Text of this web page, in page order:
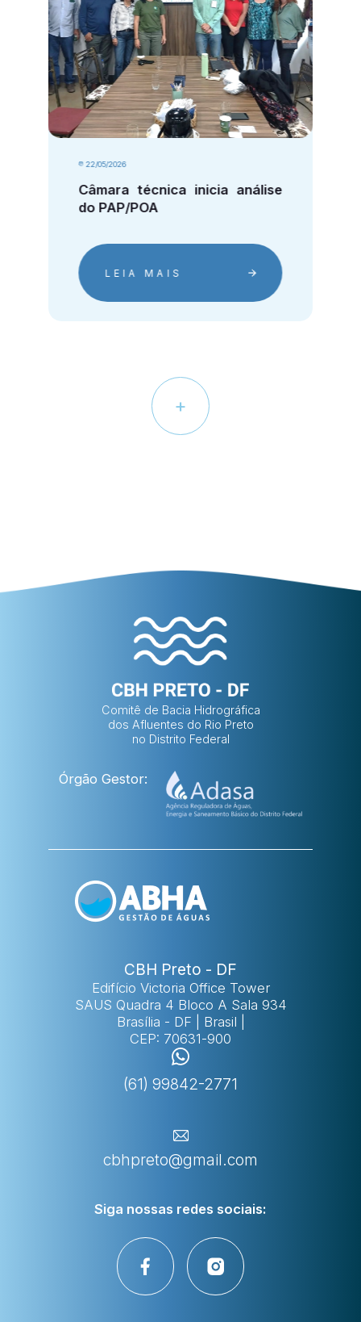
22/05/2026
Câmara técnica inicia análise
do PAP/POA
LEIA MAIS
+
Comitê de Bacia Hidrográfica
dos Afluentes do Rio Preto
no Distrito Federal
Órgão Gestor:
CBH Preto - DF
Edifício Victoria Office Tower
SAUS Quadra 4 Bloco A Sala 934
Brasília - DF | Brasil |
CEP: 70631-900
(61) 99842-2771
cbhpreto@gmail.com
Siga nossas redes sociais: